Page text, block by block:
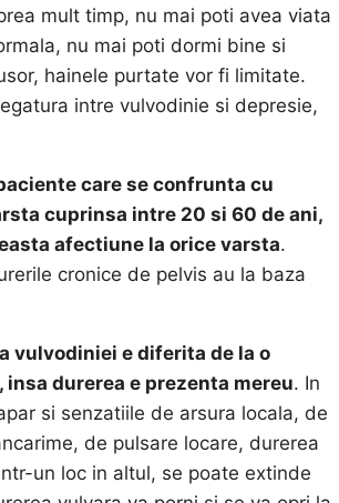
mult timp, nu mai poti avea viata
nu mai poti dormi bine si
hainele purtate vor fi limitate.
intre vulvodinie si depresie,
care se confrunta cu
cuprinsa intre 20 si 60 de ani,
afectiune la orice varsta.
cronice de pelvis au la baza
vulvodiniei e diferita de la o
insa durerea e prezenta mereu. In
si senzatiile de arsura locala, de
de pulsare locare, durerea
un loc in altul, se poate extinde